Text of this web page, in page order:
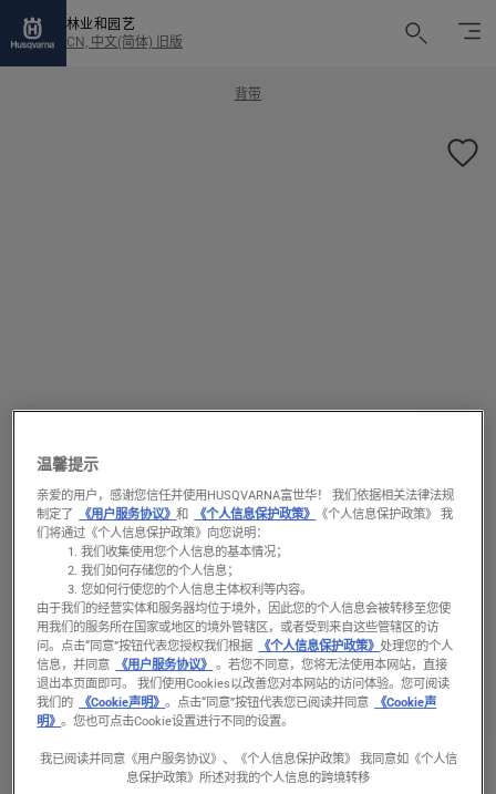
林业和园艺
CN, 中文(简体) 旧版
背带
简易型背带
温馨提示
亲爱的用户，感谢您信任并使用HUSQVARNA富世华！ 我们依据相关法律法规
制定了
《用户服务协议》和 《个人信息保护政策》
《个人信息保护政策》 我
们将通过《个人信息保护政策》向您说明：
我们收集使用您个人信息的基本情况；
我们如何存储您的个人信息；
您如何行使您的个人信息主体权利等内容。
由于我们的经营实体和服务器均位于境外，因此您的个人信息会被转移至您使
用我们的服务所在国家或地区的境外管辖区，或者受到来自这些管辖区的访
问。 点击“同意”按钮代表您授权我们根据 《个人信息保护政策》 处理您的个人
信息，并同意
《用户服务协议》 。若您不同意，您将无法使用本网站，直接
退出本页面即可。 我们使用Cookies以改善您对本网站的访问体验。您可阅读
我们的
《Cookie声明》。点击“同意”按钮代表您已阅读并同意
《Cookie声
明》。您也可点击Cookie设置进行不同的设置。
我已阅读并同意《用户服务协议》、《个人信息保护政策》 我同意如《个人信
息保护政策》所述对我的个人信息的跨境转移